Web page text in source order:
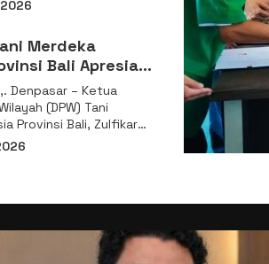
Merdeka
Bali Apresiasi
Sudaryono
Badan Gizi
Denpasar – Ketua
(DPW) Tani
Provinsi Bali, Zulfikar
ucapan